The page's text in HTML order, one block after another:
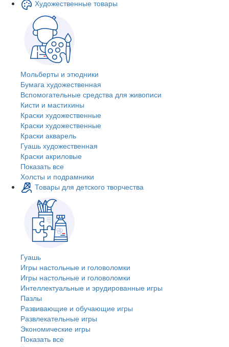
Художественные товары
Мольберты и этюдники
Бумага художественная
Вспомогательные средства для живописи
Кисти и мастихины
Краски художественные
Краски художественные
Краски акварель
Гуашь художественная
Краски акриловые
Показать все
Холсты и подрамники
Товары для детского творчества
Гуашь
Игры настольные и головоломки
Игры настольные и головоломки
Интеллектуальные и эрудированные игры
Пазлы
Развивающие и обучающие игры
Развлекательные игры
Экономические игры
Показать все